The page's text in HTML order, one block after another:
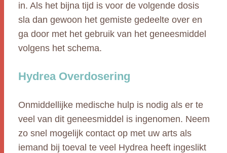
in. Als het bijna tijd is voor de volgende dosis
sla dan gewoon het gemiste gedeelte over en
ga door met het gebruik van het geneesmiddel
volgens het schema.
Hydrea Overdosering
Onmiddellijke medische hulp is nodig als er te
veel van dit geneesmiddel is ingenomen. Neem
zo snel mogelijk contact op met uw arts als
iemand bij toeval te veel Hydrea heeft ingeslikt